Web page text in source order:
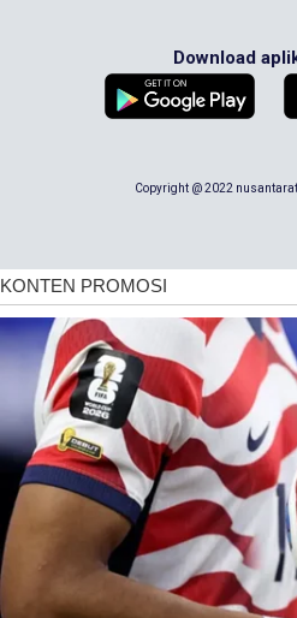
Download
Copyright @ 2022